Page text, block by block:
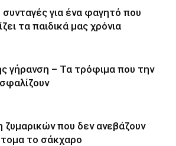
για ένα φαγητό που
τα παιδικά μας χρόνια
γήρανση – Τα τρόφιμα που την
ζυμαρικών που δεν ανεβάζουν
το σάκχαρο